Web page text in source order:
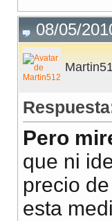
08/05/
Pero
que ni
precio
esta